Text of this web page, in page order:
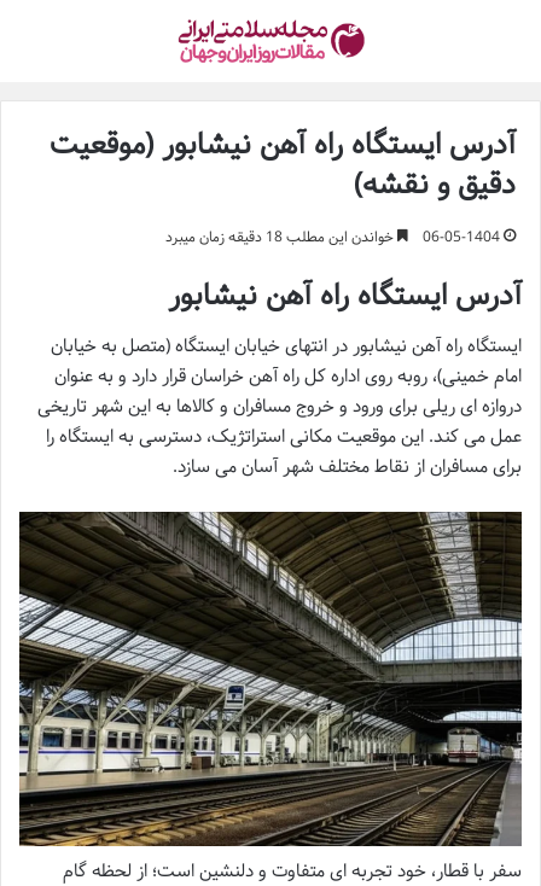
آدرس ایستگاه راه آهن نیشابور (موقعیت
دقیق و نقشه)
06-05-1404 خواندن این مطلب 18 دقیقه زمان میبرد
آدرس ایستگاه راه آهن نیشابور
ایستگاه راه آهن نیشابور در انتهای خیابان ایستگاه (متصل به خیابان
امام خمینی)، روبه روی اداره کل راه آهن خراسان قرار دارد و به عنوان
دروازه ای ریلی برای ورود و خروج مسافران و کالاها به این شهر تاریخی
عمل می کند. این موقعیت مکانی استراتژیک، دسترسی به ایستگاه را
برای مسافران از نقاط مختلف شهر آسان می سازد.
سفر با قطار، خود تجربه ای متفاوت و دلنشین است؛ از لحظه گام